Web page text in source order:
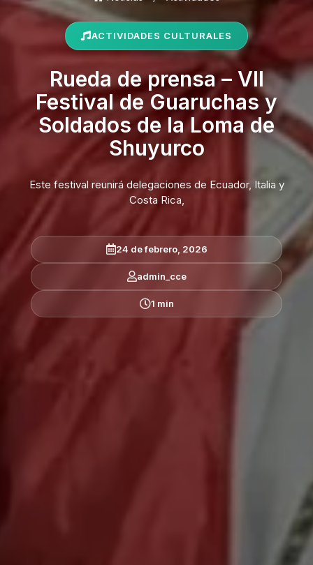
ACTIVIDADES CULTURALES
Rueda de prensa – VII
Festival de Guaruchas y
Soldados de la Loma de
Shuyurco
Este festival reunirá delegaciones de Ecuador, Italia y
Costa Rica,
24 de febrero, 2026
admin_cce
1 min